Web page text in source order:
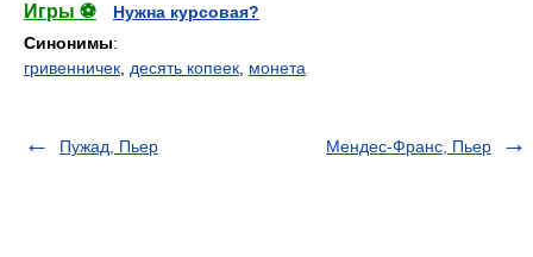
Игры ⚽
Нужна курсовая?
Синонимы:
гривенничек десять копеек монета
Пужад, Пьер Мендес-Франс, Пьер